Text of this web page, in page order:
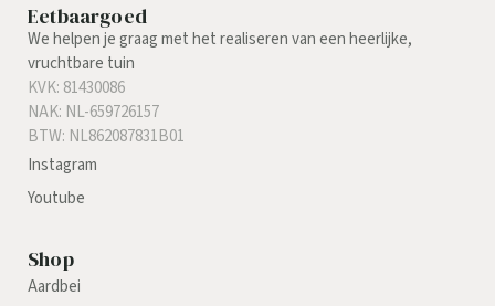
Eetbaargoed
We helpen je graag met het realiseren van een heerlijke,
vruchtbare tuin
KVK: 81430086
NAK: NL-659726157
BTW: NL862087831B01
Instagram
Youtube
Shop
Aardbei